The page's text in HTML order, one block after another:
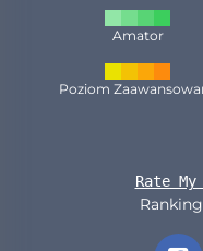
Amator
Poziom
Rate